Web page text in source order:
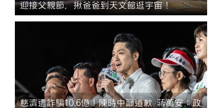
迎接父親節，揪爸爸到天文館逛宇宙！
慈濟遭詐騙10.6億！陳時中籲道歉 蔣萬安：政